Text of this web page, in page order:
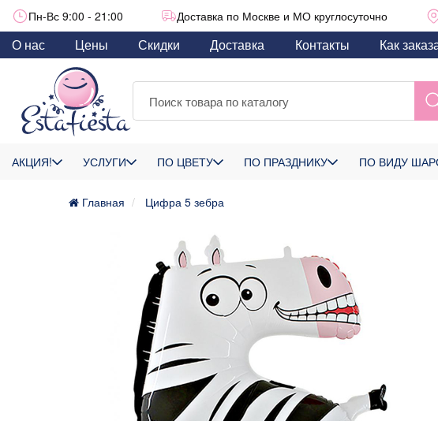
Пн-Вс 9:00 - 21:00 Доставка по Москве и МО круглосуточно
О нас Цены Скидки Доставка Контакты Как
АКЦИЯ! УСЛУГИ ПО ЦВЕТУ ПО ПРАЗДНИКУ ПО ВИДУ
Главная Цифра 5 зебра